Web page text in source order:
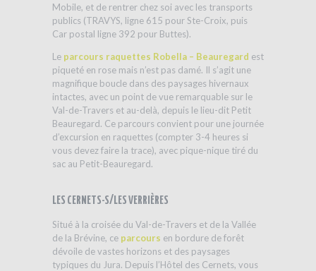
Mobile, et de rentrer chez soi avec les transports
publics (TRAVYS, ligne 615 pour Ste-Croix, puis
Car postal ligne 392 pour Buttes).
Le parcours raquettes Robella – Beauregard est
piqueté en rose mais n’est pas damé. Il s’agit une
magnifique boucle dans des paysages hivernaux
intactes, avec un point de vue remarquable sur le
Val-de-Travers et au-delà, depuis le lieu-dit Petit
Beauregard. Ce parcours convient pour une journée
d’excursion en raquettes (compter 3-4 heures si
vous devez faire la trace), avec pique-nique tiré du
sac au Petit-Beauregard.
LES CERNETS-S/LES VERRIÈRES
Situé à la croisée du Val-de-Travers et de la Vallée
de la Brévine, ce parcours en bordure de forêt
dévoile de vastes horizons et des paysages
typiques du Jura. Depuis l’Hôtel des Cernets, vous